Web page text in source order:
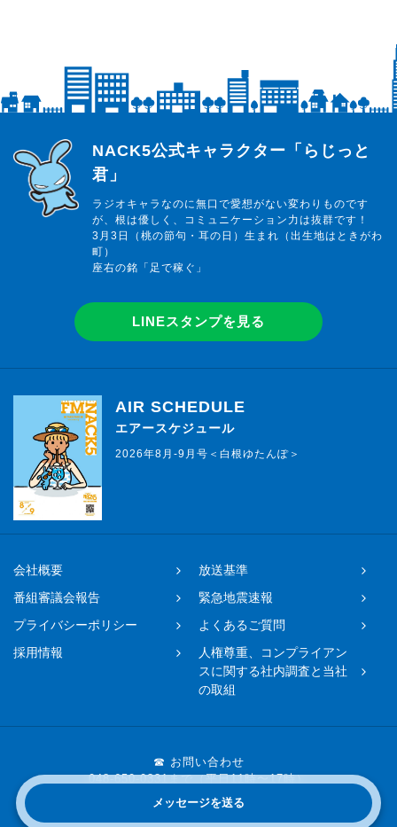
メッセージを送る
らじっと君
NACK5公式キャラクター「らじっと
君」
ラジオキャラなのに無口で愛想がない変わりものです
が、根は優しく、コミュニケーション力は抜群です！
3月3日（桃の節句・耳の日）生まれ（出生地はときがわ
町）
座右の銘「足で稼ぐ」
LINEスタンプを見る
AIR SCHEDULE
エアースケジュール
2026年8月-9月号＜白根ゆたんぽ＞
会社概要
放送基準
番組審議会報告
緊急地震速報
プライバシーポリシー
よくあるご質問
採用情報
人権尊重、コンプライアン
スに関する社内調査と当社
の取組
☎ お問い合わせ
048-650-0331まで（平日11時〜17時）
Copyright © 2019 FM NACK5 All rights reserved.